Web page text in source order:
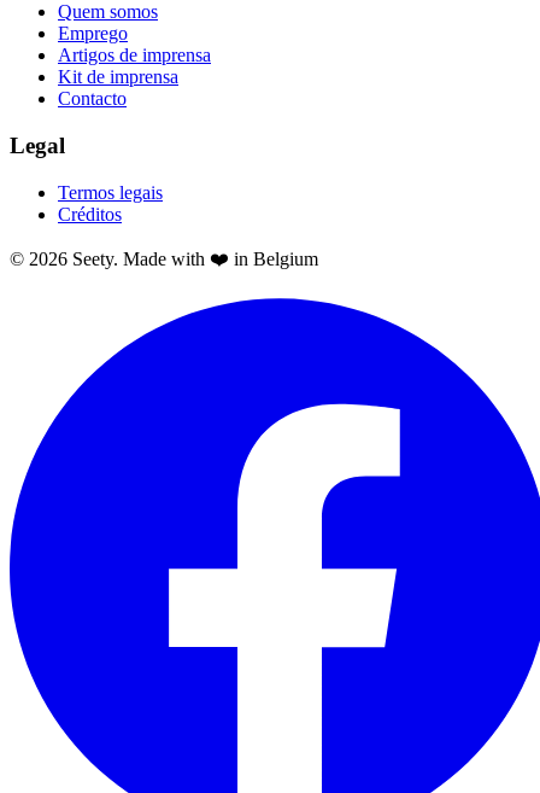
Quem somos
Emprego
Artigos de imprensa
Kit de imprensa
Contacto
Legal
Termos legais
Créditos
© 2026 Seety. Made with ❤️ in Belgium